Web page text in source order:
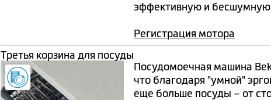
эффективную и бесшумную
Регистрация мотора
Третья корзина для посуды
Посудомоечная машина
что благодаря "умной"
еще больше посуды – от